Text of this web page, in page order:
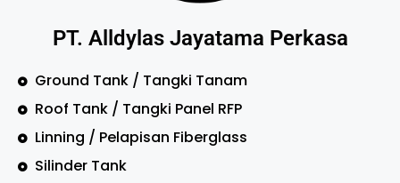
PT. Alldylas Jayatama Perkasa
Ground Tank / Tangki Tanam
Roof Tank / Tangki Panel RFP
Linning / Pelapisan Fiberglass
Silinder Tank